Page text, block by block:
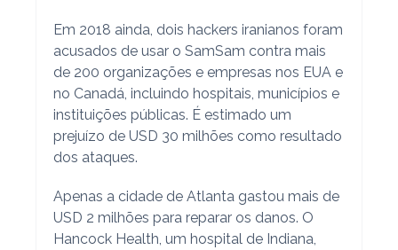
Em 2018 ainda, dois hackers iranianos foram
acusados de usar o SamSam contra mais
de 200 organizações e empresas nos EUA e
no Canadá, incluindo hospitais, municípios e
instituições públicas. É estimado um
prejuízo de USD 30 milhões como resultado
dos ataques.
Apenas a cidade de Atlanta gastou mais de
USD 2 milhões para reparar os danos. O
Hancock Health, um hospital de Indiana,